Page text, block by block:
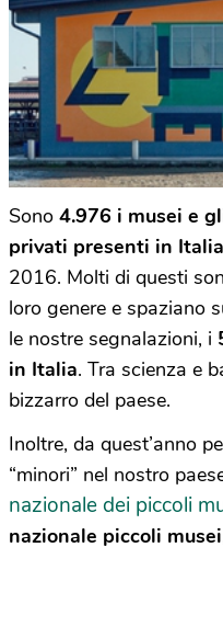
Sono 4.976 i musei e
privati presenti in Italia
2016. Molti di questi
loro genere e spaziano
le nostre segnalazioni, i
in Italia. Tra scienza e
bizzarro del paese.
Inoltre, da quest’anno
“minori” nel nostro
nazionale dei piccoli
nazionale piccoli musei